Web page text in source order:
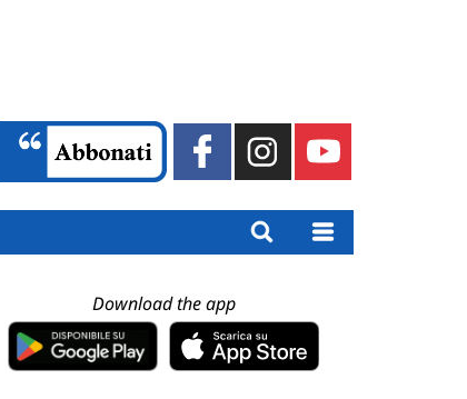
Download the app